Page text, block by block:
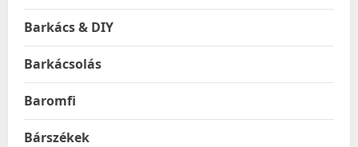
Barkács & DIY
Barkácsolás
Baromfi
Bárszékek